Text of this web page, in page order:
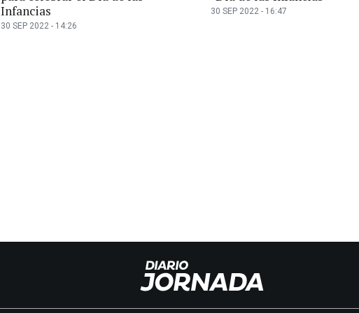
Infancias
30 SEP 2022 - 14:26
30 SEP 2022 - 16:47